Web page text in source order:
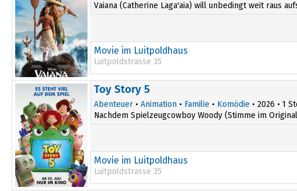
Vaiana (Catherine Laga'aia) will unbedingt weit raus
Movie im Luitpoldhaus
Luitpoldstrasse 35
19:15
Toy Story 5
Abenteuer • Animation • Familie • Komödie • 2026 • 1
Nachdem Spielzeugcowboy Woody (Stimme im
Movie im Luitpoldhaus
Luitpoldstrasse 35